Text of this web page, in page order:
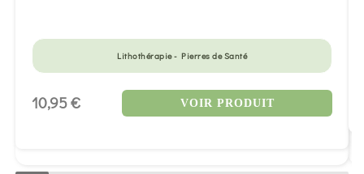
Lithothérapie - Pierres de Santé
10,95 € VOIR PRODUIT